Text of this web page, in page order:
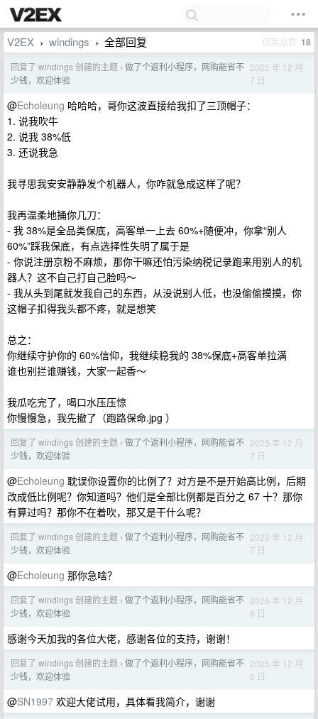
V2EX › windings › 全部回复 回复总数 18
回复了 windings 创建的主题 › 做了个返利小程序，网购能省不
少钱，欢迎体验
2025 年 12 月
7 日
@Echoleung 哈哈哈，哥你这波直接给我扣了三顶帽子：
1. 说我吹牛
2. 说我 38%低
3. 还说我急
我寻思我安安静静发个机器人，你咋就急成这样了呢？
我再温柔地捅你几刀：
- 我 38%是全品类保底，高客单一上去 60%+随便冲，你拿“别人
60%”踩我保底，有点选择性失明了属于是
- 你说注册京粉不麻烦，那你干嘛还怕污染纳税记录跑来用别人的机
器人？这不自己打自己脸吗～
- 我从头到尾就发我自己的东西，从没说别人低，也没偷偷摸摸，你
这帽子扣得我头都不疼，就是想笑
总之：
你继续守护你的 60%信仰，我继续稳我的 38%保底+高客单拉满
谁也别拦谁赚钱，大家一起香～
我瓜吃完了，喝口水压压惊
你慢慢急，我先撤了（跑路保命.jpg ）
回复了 windings 创建的主题 › 做了个返利小程序，网购能省不
少钱，欢迎体验
2025 年 12 月
7 日
@Echoleung 耽误你设置你的比例了？对方是不是开始高比例，后期
改成低比例呢？你知道吗？他们是全部比例都是百分之 67 十？那你
有算过吗？那你不在着吹，那又是干什么呢？
回复了 windings 创建的主题 › 做了个返利小程序，网购能省不
少钱，欢迎体验
2025 年 12 月
7 日
@Echoleung 那你急啥？
回复了 windings 创建的主题 › 做了个返利小程序，网购能省不
少钱，欢迎体验
2025 年 12 月
6 日
感谢今天加我的各位大佬，感谢各位的支持，谢谢！
回复了 windings 创建的主题 › 做了个返利小程序，网购能省不
少钱，欢迎体验
2025 年 12 月
6 日
@SN1997 欢迎大佬试用，具体看我简介，谢谢